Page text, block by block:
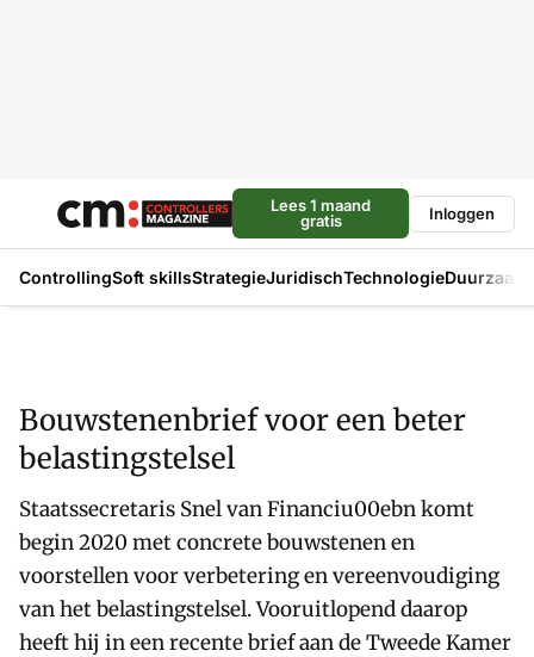
Lees 1 maand
gratis
Inloggen
ControllingSoft skillsStrategieJuridischTechnologie
Bouwstenenbrief voor een beter
belastingstelsel
Staatssecretaris Snel van Financiu00ebn komt
begin 2020 met concrete bouwstenen en
voorstellen voor verbetering en vereenvoudiging
van het belastingstelsel. Vooruitlopend daarop
heeft hij in een recente brief aan de Tweede Kamer